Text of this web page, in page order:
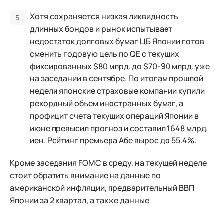
Хотя сохраняется низкая ликвидность
длинных бондов и рынок испытывает
недостаток долговых бумаг ЦБ Японии готов
сменить годовую цель по QE с текущих
фиксированных $80 млрд. до $70-90 млрд. уже
на заседании в сентябре. По итогам прошлой
недели японские страховые компании купили
рекордный объем иностранных бумаг, а
профицит счета текущих операций Японии в
июне превысил прогноз и составил 1648 млрд.
иен. Рейтинг премьера Абе вырос до 55.4%.
Кроме заседания FOMC в среду, на текущей неделе
стоит обратить внимание на данные по
американской инфляции, предварительный ВВП
Японии за 2 квартал, а также данные